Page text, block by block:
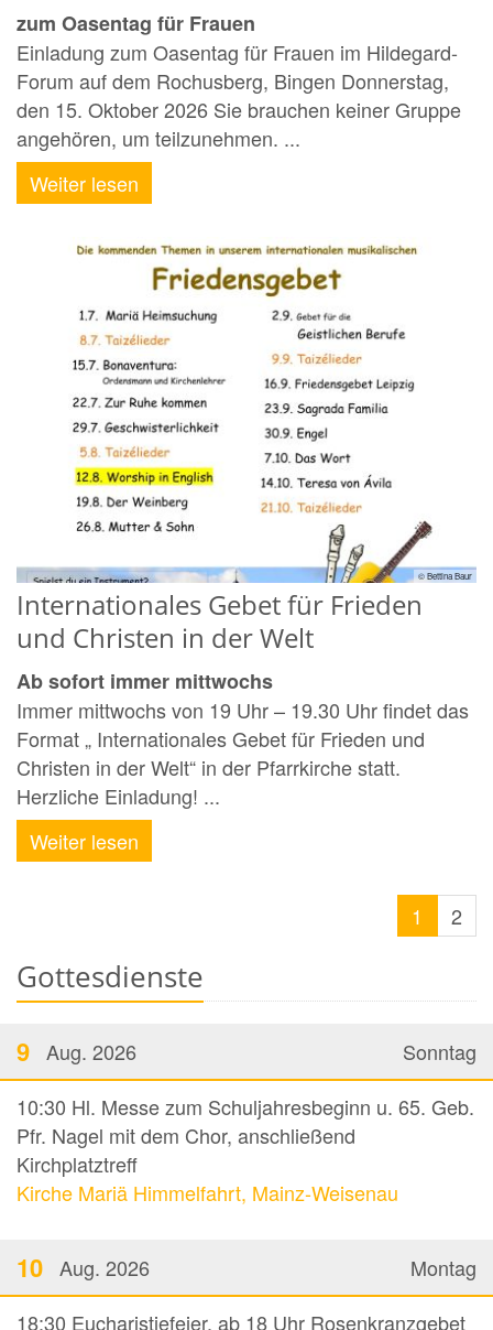
zum Oasentag für Frauen
Einladung zum Oasentag für Frauen im Hildegard-
Forum auf dem Rochusberg, Bingen Donnerstag,
den 15. Oktober 2026 Sie brauchen keiner Gruppe
angehören, um teilzunehmen. ...
Weiter lesen
© Bettina Baur
Internationales Gebet für Frieden
und Christen in der Welt
Ab sofort immer mittwochs
Immer mittwochs von 19 Uhr – 19.30 Uhr findet das
Format „ Internationales Gebet für Frieden und
Christen in der Welt“ in der Pfarrkirche statt.
Herzliche Einladung! ...
Weiter lesen
1 2
Gottesdienste
Sonntag
9 Aug. 2026
10:30 Hl. Messe zum Schuljahresbeginn u. 65. Geb.
Pfr. Nagel mit dem Chor, anschließend
Kirchplatztreff
Kirche Mariä Himmelfahrt, Mainz-Weisenau
Montag
10 Aug. 2026
18:30 Eucharistiefeier, ab 18 Uhr Rosenkranzgebet